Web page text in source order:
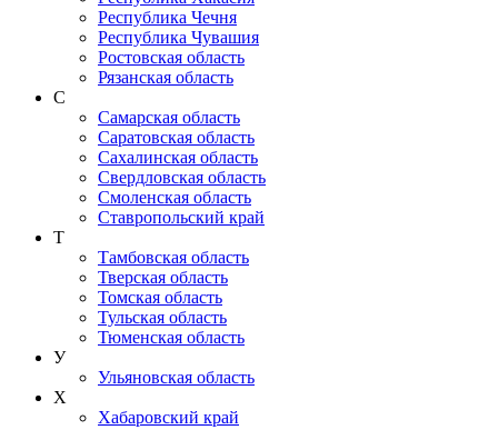
Республика Чечня
Республика Чувашия
Ростовская область
Рязанская область
С
Самарская область
Саратовская область
Сахалинская область
Свердловская область
Смоленская область
Ставропольский край
Т
Тамбовская область
Тверская область
Томская область
Тульская область
Тюменская область
У
Ульяновская область
Х
Хабаровский край